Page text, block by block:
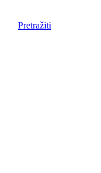
Pretražiti